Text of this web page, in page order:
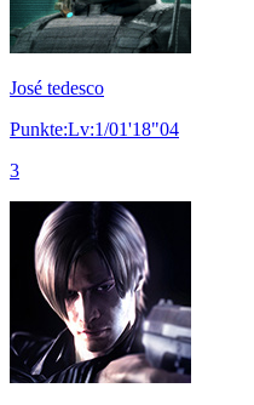
José tedesco
Punkte:Lv:1/01'18"04
3